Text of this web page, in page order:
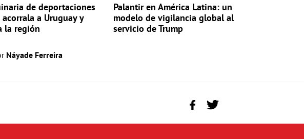
de deportaciones
acorrala a Uruguay y
la región
Náyade Ferreira
Palantir en América Latina: un
modelo de vigilancia global al
servicio de Trump